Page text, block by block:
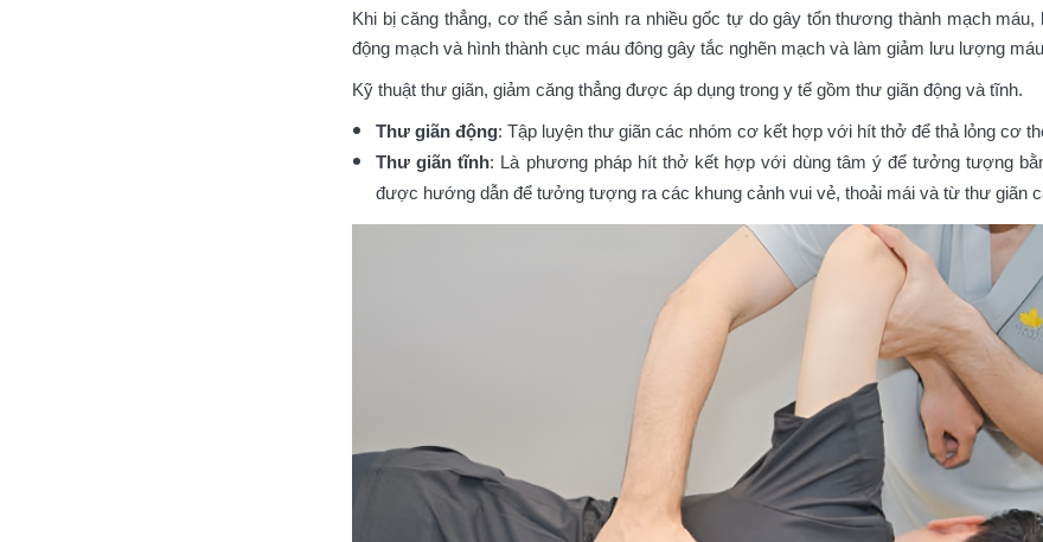
Khi bị căng thẳng, cơ thể sản sinh ra nhiều gốc tự do gây tổn thương thành mạch
động mạch và hình thành cục máu đông gây tắc nghẽn mạch và làm giảm lưu lượng
Kỹ thuật thư giãn, giảm căng thẳng được áp dụng trong y tế gồm thư giãn động và tĩnh.
Thư giãn động: Tập luyện thư giãn các nhóm cơ kết hợp với hít thở để thả lỏng cơ
Thư giãn tĩnh: Là phương pháp hít thở kết hợp với dùng tâm ý để tưởng tượng
được hướng dẫn để tưởng tượng ra các khung cảnh vui vẻ, thoải mái và từ thư giãn